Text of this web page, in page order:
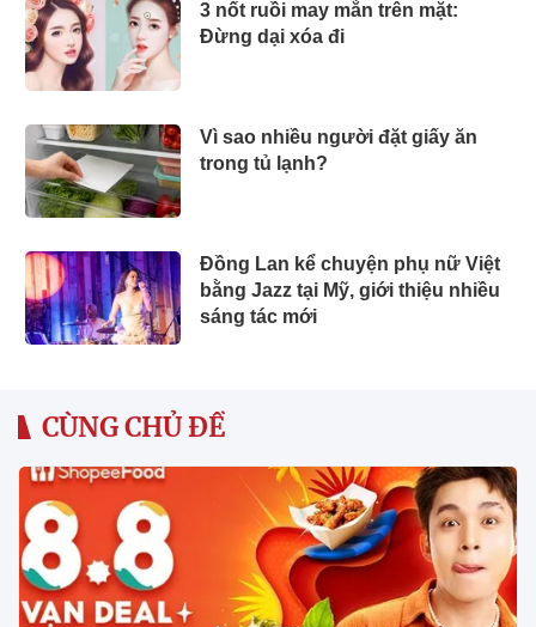
3 nốt ruồi may mắn trên mặt:
Đừng dại xóa đi
Vì sao nhiều người đặt giấy ăn
trong tủ lạnh?
Đồng Lan kể chuyện phụ nữ Việt
bằng Jazz tại Mỹ, giới thiệu nhiều
sáng tác mới
CÙNG CHỦ ĐỀ